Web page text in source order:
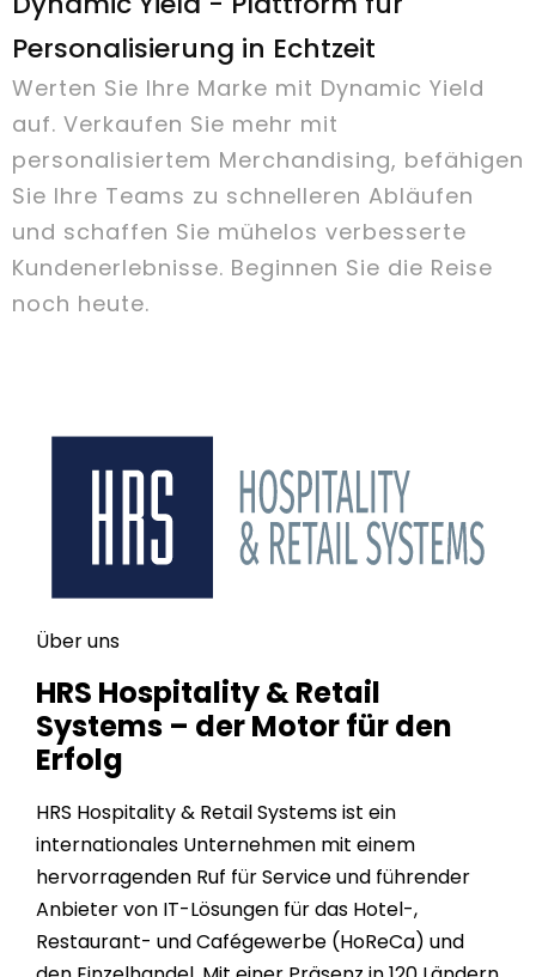
Personalisierung in Echtzeit
Werten Sie Ihre Marke mit Dynamic Yield
auf. Verkaufen Sie mehr mit
personalisiertem Merchandising, befähigen
Sie Ihre Teams zu schnelleren Abläufen
und schaffen Sie mühelos verbesserte
Kundenerlebnisse. Beginnen Sie die Reise
noch heute.
Über uns
HRS Hospitality & Retail
Systems – der Motor für den
Erfolg
HRS Hospitality & Retail Systems ist ein
internationales Unternehmen mit einem
hervorragenden Ruf für Service und führender
Anbieter von IT-Lösungen für das Hotel-,
Restaurant- und Cafégewerbe (HoReCa) und